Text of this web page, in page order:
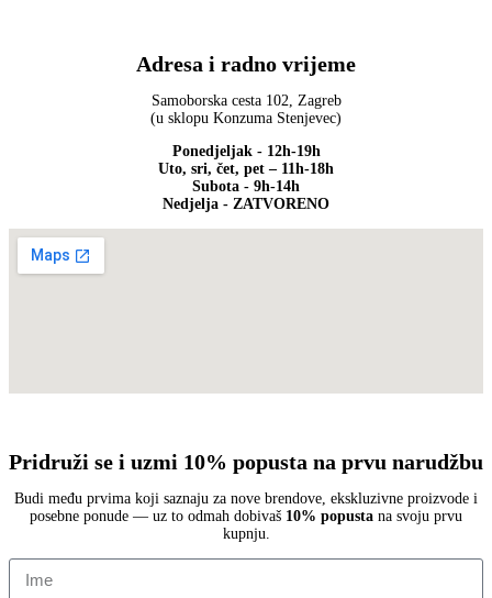
Adresa i radno vrijeme
Samoborska cesta 102, Zagreb
(u sklopu Konzuma Stenjevec)
Ponedjeljak - 12h-19h
Uto, sri, čet, pet – 11h-18h
Subota - 9h-14h
Nedjelja - ZATVORENO
Pridruži se i uzmi 10% popusta na prvu narudžbu
Budi među prvima koji saznaju za nove brendove, ekskluzivne proizvode i
posebne ponude — uz to odmah dobivaš 10% popusta na svoju prvu
kupnju.